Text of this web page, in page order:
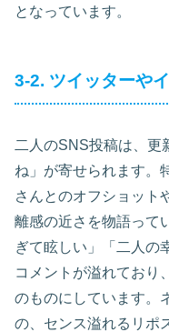
となっています。
3-2. ツイッターや
二人のSNS投稿は、更
ね」が寄せられます。
さんとのオフショット
離感の近さを物語って
ぎて眩しい」「二人の
コメントが溢れており
のものにしています。
の、センス溢れるリポ